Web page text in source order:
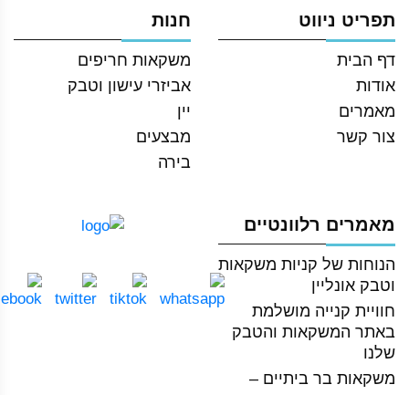
תפריט ניווט
דף הבית
אודות
מאמרים
צור קשר
חנות
משקאות חריפים
אביזרי עישון וטבק
יין
מבצעים
בירה
מאמרים רלוונטיים
הנוחות של קניות משקאות
וטבק אונליין
חוויית קנייה מושלמת
באתר המשקאות והטבק
שלנו
משקאות בר ביתיים –